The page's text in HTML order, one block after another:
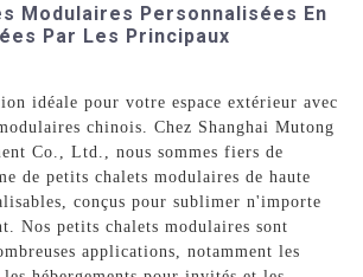
Modulaires Personnalisées En
Par Les Principaux
idéale pour votre espace extérieur avec
chinois. Chez Shanghai Mutong
Co., Ltd., nous sommes fiers de
de petits chalets modulaires de haute
conçus pour sublimer n'importe
Nos petits chalets modulaires sont
applications, notamment les